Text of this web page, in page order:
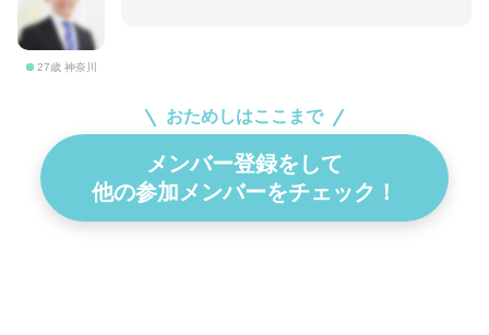
27歳 神奈川
おためしはここまで
メンバー登録をして
他の参加メンバーをチェック！